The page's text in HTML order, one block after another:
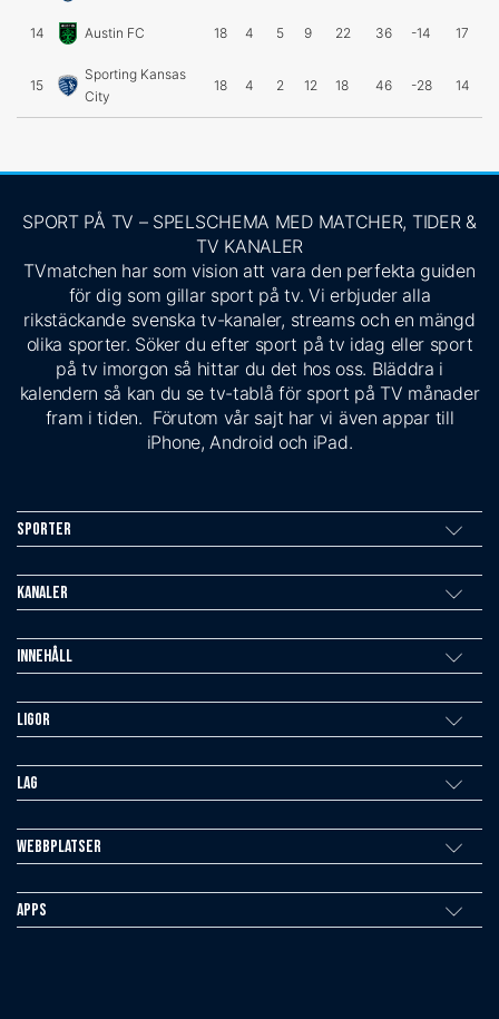
14 Austin FC 18 4 5 9 22 36 -14 17
15
Sporting Kansas
City
18 4 2 12 18 46 -28 14
SPORT PÅ TV – SPELSCHEMA MED MATCHER, TIDER &
TV KANALER
TVmatchen har som vision att vara den perfekta guiden
för dig som gillar sport på tv. Vi erbjuder alla
rikstäckande svenska tv-kanaler, streams och en mängd
olika sporter. Söker du efter sport på tv idag eller sport
på tv imorgon så hittar du det hos oss. Bläddra i
kalendern så kan du se tv-tablå för sport på TV månader
fram i tiden. Förutom vår sajt har vi även appar till
iPhone, Android och iPad.
Sporter
Kanaler
Innehåll
Ligor
Lag
Webbplatser
Apps